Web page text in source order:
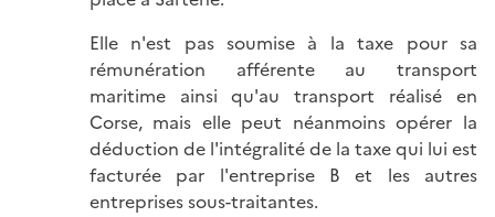
Elle n'est pas soumise à la taxe pour sa
rémunération afférente au transport
maritime ainsi qu'au transport réalisé en
Corse, mais elle peut néanmoins opérer la
déduction de l'intégralité de la taxe qui lui est
facturée par l'entreprise B et les autres
entreprises sous-traitantes.